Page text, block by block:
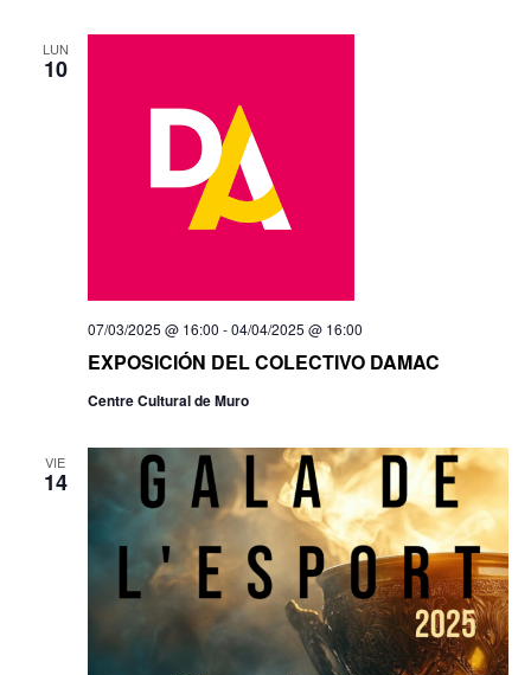
LUN
10
EXPOSICIÓN DEL COLECTIVO DAMAC
07/03/2025 @ 16:00 -04/04/2025 @ 16:00
Centre Cultural de Muro
VIE
14